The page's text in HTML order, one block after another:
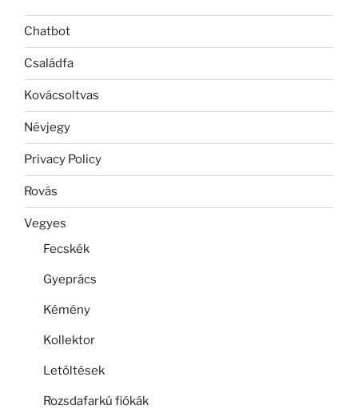
Chatbot
Családfa
Kovácsoltvas
Névjegy
Privacy Policy
Rovás
Vegyes
Fecskék
Gyeprács
Kémény
Kollektor
Letöltések
Rozsdafarkú fiókák